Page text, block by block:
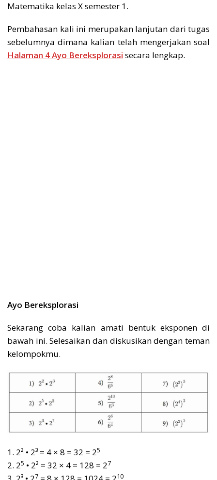
Matematika kelas X semester 1.
Pembahasan kali ini merupakan lanjutan dari tugas
sebelumnya dimana kalian telah mengerjakan soal
Halaman 4 Ayo Bereksplorasi secara lengkap.
Ayo Bereksplorasi
Sekarang coba kalian amati bentuk eksponen di
bawah ini. Selesaikan dan diskusikan dengan teman
kelompokmu.
1. 2² • 2³ = 4 × 8 = 32 = 25
2. 25 • 2² = 32 × 4 = 128 = 27
7 10